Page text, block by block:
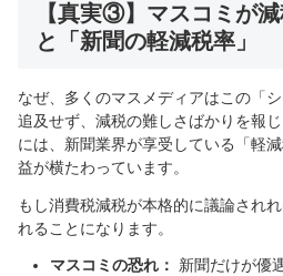
【真実③】マスコミが
と「新聞の軽減税率」
なぜ、多くのマスメディアはこの「
追及せず、減税の難しさばかりを報
には、新聞業界が享受している「軽
益が横たわっています。
もし消費税減税が本格的に議論され
れることになります。
マスコミの恐れ：
新聞だけが優